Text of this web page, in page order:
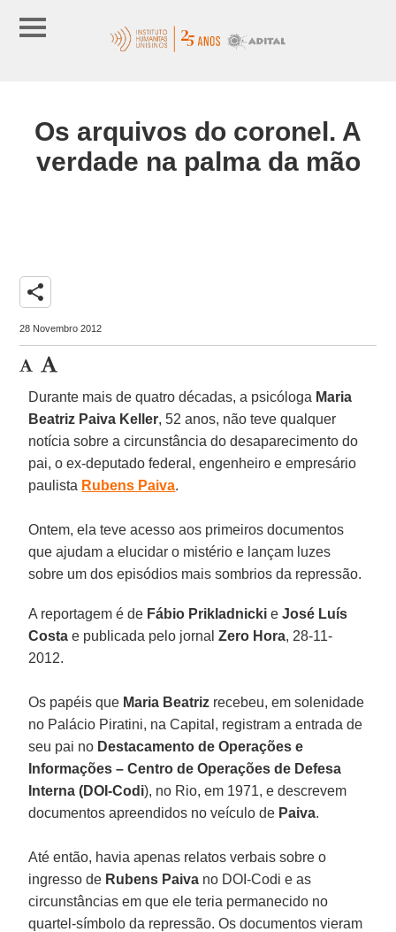
Os arquivos do coronel. A
verdade na palma da mão
share
28 Novembro 2012
Durante mais de quatro décadas, a psicóloga Maria
Beatriz Paiva Keller, 52 anos, não teve qualquer
notícia sobre a circunstância do desaparecimento do
pai, o ex-deputado federal, engenheiro e empresário
paulista Rubens Paiva.
Ontem, ela teve acesso aos primeiros documentos
que ajudam a elucidar o mistério e lançam luzes
sobre um dos episódios mais sombrios da repressão.
A reportagem é de Fábio PrikladnickieJosé Luís
Costa e publicada pelo jornalZero Hora, 28-11-
2012.
Os papéis que Maria Beatriz recebeu, em solenidade
no Palácio Piratini, na Capital, registram a entrada de
seu pai no Destacamento de Operações e
Informações – Centro de Operações de Defesa
Interna (DOI-Codi), no Rio, em 1971, e descrevem
documentos apreendidos no veículo de Paiva.
Até então, havia apenas relatos verbais sobre o
ingresso de Rubens Paiva no DOI-Codi e as
circunstâncias em que ele teria permanecido no
quartel-símbolo da repressão. Os documentos vieram